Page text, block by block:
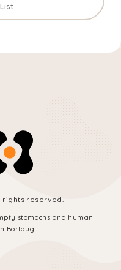
rights reserved.
stomachs and human
Borlaug